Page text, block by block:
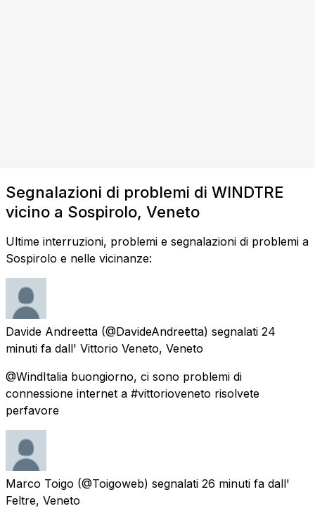
Segnalazioni di problemi di WINDTRE
vicino a Sospirolo, Veneto
Ultime interruzioni, problemi e segnalazioni di problemi a
Sospirolo e nelle vicinanze:
Davide Andreetta (@DavideAndreetta) segnalati 24
minuti fa dall' Vittorio Veneto, Veneto
@WindItalia buongiorno, ci sono problemi di
connessione internet a #vittorioveneto risolvete
perfavore
Marco Toigo (@Toigoweb) segnalati 26 minuti fa dall'
Feltre, Veneto